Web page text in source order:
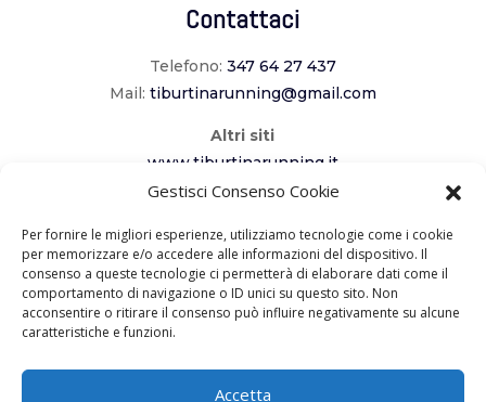
Gestisci Consenso Cookie
Per fornire le migliori esperienze, utilizziamo tecnologie come i cookie
per memorizzare e/o accedere alle informazioni del dispositivo. Il
consenso a queste tecnologie ci permetterà di elaborare dati come il
comportamento di navigazione o ID unici su questo sito. Non
acconsentire o ritirare il consenso può influire negativamente su alcune
caratteristiche e funzioni.
Accetta
Contattaci
Telefono: 347 64 27 437
Mail: tiburtinarunning@gmail.com
Altri siti
www.tiburtinarunning.it
www.corriladuecomuni.it
Seguici